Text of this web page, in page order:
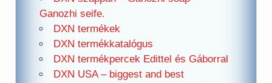
Ganozhi seife.
DXN termékek
DXN termékkatalógus
DXN termékpercek Edittel és Gáborral
DXN USA – biggest and best